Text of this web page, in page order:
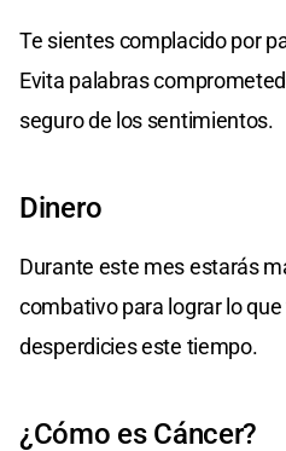
Te sientes complacido por
Evita palabras
seguro de los sentimientos.
Dinero
Durante este mes estarás
combativo para lograr lo
desperdicies este tiempo.
¿Cómo es Cáncer?